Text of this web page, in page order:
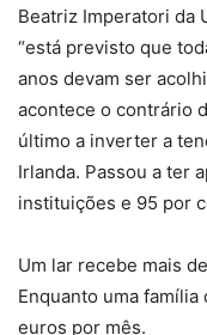
Beatriz Imperatori da
“está previsto que
anos devam ser
acontece o contrário
último a inverter a
Irlanda. Passou a ter
instituições e 95 por
Um lar recebe mais
Enquanto uma
euros por mês.